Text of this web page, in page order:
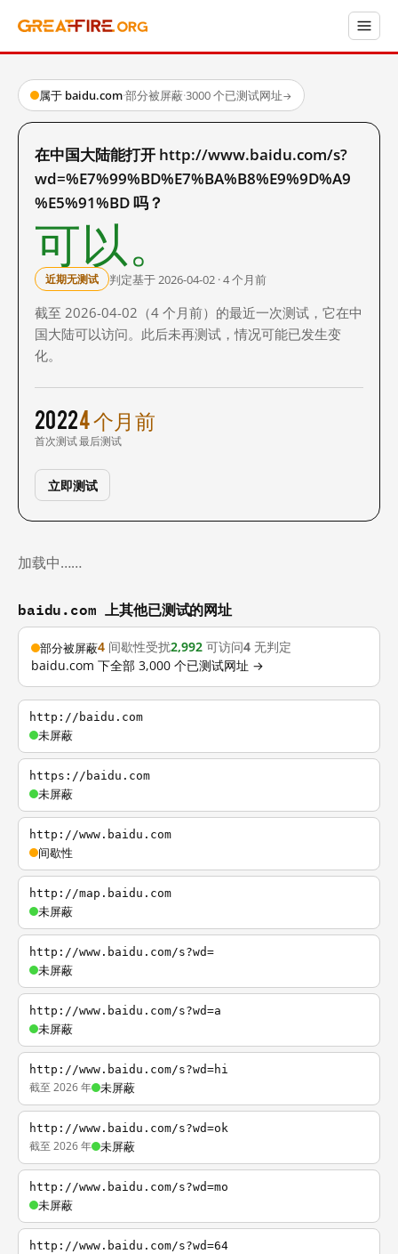
属于 baidu.com·部分被屏蔽·3000 个已测试网址→
在中国大陆能打开 http://www.baidu.com/s?
wd=%E7%99%BD%E7%BA%B8%E9%9D%A9
%E5%91%BD 吗？
可以。
近期无测试 判定基于 2026-04-02 · 4 个月前
截至 2026-04-02（4 个月前）的最近一次测试，它在中
国大陆可以访问。此后未再测试，情况可能已发生变
化。
2022
首次测试
4 个月前
最后测试
立即测试
加载中……
baidu.com 上其他已测试的网址
部分被屏蔽4 间歇性受扰2,992 可访问4 无判定
baidu.com 下全部 3,000 个已测试网址 →
http://baidu.com
未屏蔽
https://baidu.com
未屏蔽
http://www.baidu.com
间歇性
http://map.baidu.com
未屏蔽
http://www.baidu.com/s?wd=
未屏蔽
http://www.baidu.com/s?wd=a
未屏蔽
http://www.baidu.com/s?wd=hi
截至 2026 年 未屏蔽
http://www.baidu.com/s?wd=ok
截至 2026 年 未屏蔽
http://www.baidu.com/s?wd=mo
未屏蔽
http://www.baidu.com/s?wd=64